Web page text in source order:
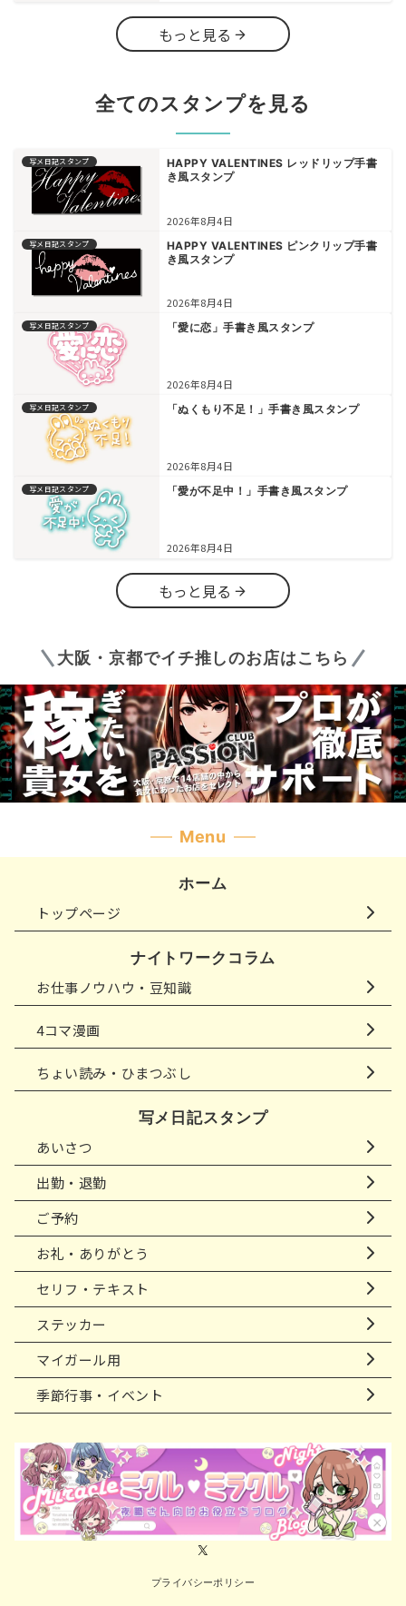
もっと見る
全てのスタンプを見る
写メ日記スタンプ
HAPPY VALENTINES レッドリップ手書
き風スタンプ
2026年8月4日
写メ日記スタンプ
HAPPY VALENTINES ピンクリップ手書
き風スタンプ
2026年8月4日
写メ日記スタンプ 「愛に恋」手書き風スタンプ
2026年8月4日
写メ日記スタンプ 「ぬくもり不足！」手書き風スタンプ
2026年8月4日
写メ日記スタンプ 「愛が不足中！」手書き風スタンプ
2026年8月4日
もっと見る
大阪・京都でイチ推しのお店はこちら
Menu
ホーム
トップページ
ナイトワークコラム
お仕事ノウハウ・豆知識
4コマ漫画
ちょい読み・ひまつぶし
写メ日記スタンプ
あいさつ
出勤・退勤
ご予約
お礼・ありがとう
セリフ・テキスト
ステッカー
マイガール用
季節行事・イベント
プライバシーポリシー